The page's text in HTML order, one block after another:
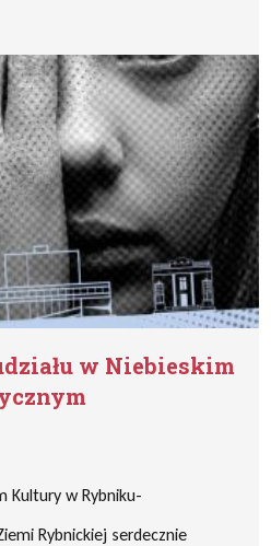
w Niebieskim
Kultury w Rybniku-
Rybnickiej serdecznie